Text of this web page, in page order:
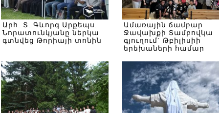
Արհ. Տ. Գևորգ Արքեպս.
Նորատունկյանը ներկա
գտնվեց Թորիայի տոնին
Ամառային ճամբար
Ջավախքի Տամբովկա
գյուղում` Թբիլիսիի
երեխաների համար